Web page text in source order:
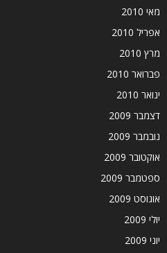
מאי 2010
אפריל 2010
מרץ 2010
פברואר 2010
ינואר 2010
דצמבר 2009
נובמבר 2009
אוקטובר 2009
ספטמבר 2009
אוגוסט 2009
יולי 2009
יוני 2009